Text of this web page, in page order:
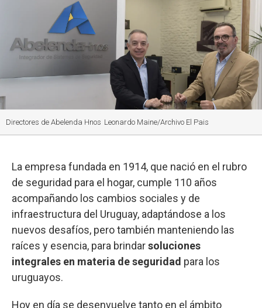
Directores de Abelenda Hnos Leonardo Maine/Archivo El Pais
La empresa fundada en 1914, que nació en el rubro
de seguridad para el hogar, cumple 110 años
acompañando los cambios sociales y de
infraestructura del Uruguay, adaptándose a los
nuevos desafíos, pero también manteniendo las
raíces y esencia, para brindarsoluciones
integrales en materia de seguridad para los
uruguayos.
Hoy en día se desenvuelve tanto en el ámbito